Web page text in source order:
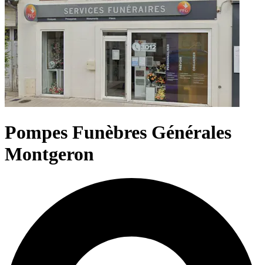
Pompes Funèbres Générales
Montgeron